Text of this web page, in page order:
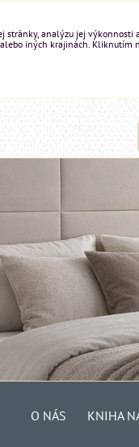
O NÁS KNIHA
stránky, analýzu jej
iných krajinách.